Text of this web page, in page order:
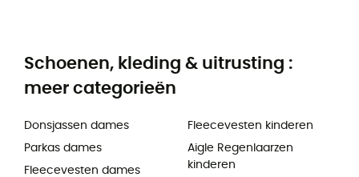
Schoenen, kleding & uitrusting :
meer categorieën
Donsjassen dames
Parkas dames
Fleecevesten dames
Fleecevesten kinderen
Aigle Regenlaarzen
kinderen